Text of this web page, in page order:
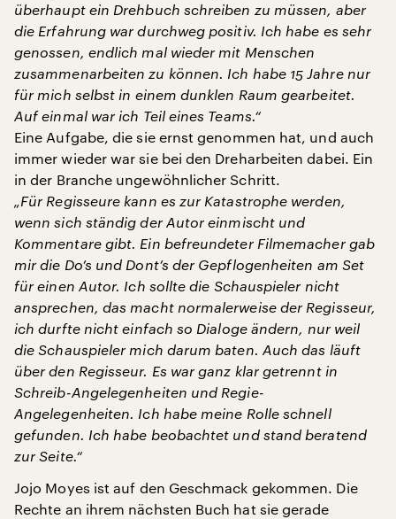
überhaupt ein Drehbuch schreiben zu müssen, aber
die Erfahrung war durchweg positiv. Ich habe es sehr
genossen, endlich mal wieder mit Menschen
zusammenarbeiten zu können. Ich habe 15 Jahre nur
für mich selbst in einem dunklen Raum gearbeitet.
Auf einmal war ich Teil eines Teams.“
Eine Aufgabe, die sie ernst genommen hat, und auch
immer wieder war sie bei den Dreharbeiten dabei. Ein
in der Branche ungewöhnlicher Schritt.
„Für Regisseure kann es zur Katastrophe werden,
wenn sich ständig der Autor einmischt und
Kommentare gibt. Ein befreundeter Filmemacher gab
mir die Do’s und Dont’s der Gepflogenheiten am Set
für einen Autor. Ich sollte die Schauspieler nicht
ansprechen, das macht normalerweise der Regisseur,
ich durfte nicht einfach so Dialoge ändern, nur weil
die Schauspieler mich darum baten. Auch das läuft
über den Regisseur. Es war ganz klar getrennt in
Schreib-Angelegenheiten und Regie-
Angelegenheiten. Ich habe meine Rolle schnell
gefunden. Ich habe beobachtet und stand beratend
zur Seite.“
Jojo Moyes ist auf den Geschmack gekommen. Die
Rechte an ihrem nächsten Buch hat sie gerade